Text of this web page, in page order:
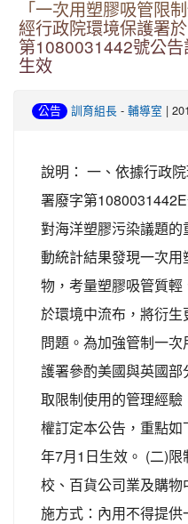
「一次用塑膠吸管限
經行政院環境保護署
第1080031442號公告
生效
公告 訓育組長 - 輔導室 |
說明： 一、依據行政
署廢字第
對海洋塑膠污染議題
動統計結果發現一次
物，考量塑膠吸管質
於環境中流布，將衍
問題。為加強管制一
護署參酌美國與英國
取限制使用的管理經
權訂定本公告，重點
年7月1日生效。 (二)
校、百貨公司業及購
施方式：內用不得提供